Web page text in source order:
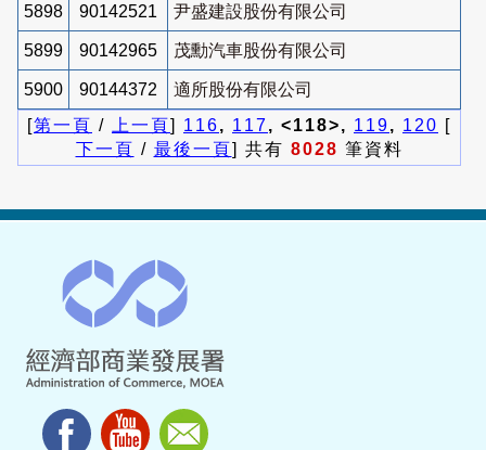
5898 90142521 尹盛建設股份有限公司
5899 90142965 茂勳汽車股份有限公司
5900 90144372
適所股份有限公司
[第一頁 / 上一頁] 116, 117, <118>, 119, 120 [
下一頁 / 最後一頁] 共有 8028 筆資料